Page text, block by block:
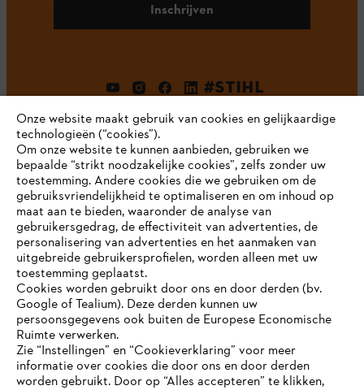
Inschrijven
#STIHL
Bedrijf
STIHL FAQ
Contact
JE BROWSER WORDT NIET
Onze website maakt gebruik van cookies en gelijkaardige
technologieën (“cookies”).
Om onze website te kunnen aanbieden, gebruiken we
bepaalde “strikt noodzakelijke cookies”, zelfs zonder uw
toestemming. Andere cookies die we gebruiken om de
gebruiksvriendelijkheid te optimaliseren en om inhoud op
maat aan te bieden, waaronder de analyse van
gebruikersgedrag, de effectiviteit van advertenties, de
personalisering van advertenties en het aanmaken van
uitgebreide gebruikersprofielen, worden alleen met uw
toestemming geplaatst.
Cookies worden gebruikt door ons en door derden (bv.
Google of Tealium). Deze derden kunnen uw
persoonsgegevens ook buiten de Europese Economische
Ruimte verwerken.
Zie “Instellingen” en “Cookieverklaring” voor meer
informatie over cookies die door ons en door derden
worden gebruikt. Door op “Alles accepteren” te klikken,